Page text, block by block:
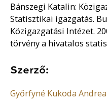
Bánszegi Katalin:
Statisztikai igazgatás.
Közigazgatási Intézet.
törvény a hivatalos
Szerző:
Győrfyné Kukoda Andrea